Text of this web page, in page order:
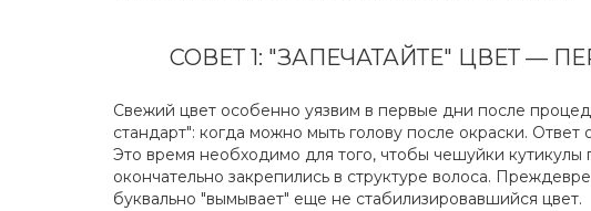
СОВЕТ 1: "ЗАПЕЧАТАЙТЕ" ЦВЕТ —
Свежий цвет особенно уязвим в первые дни после
стандарт": когда можно мыть голову после окраски.
Это время необходимо для того, чтобы чешуйки кутикулы
окончательно закрепились в структуре волоса.
буквально "вымывает" еще не стабилизировавшийся цвет.